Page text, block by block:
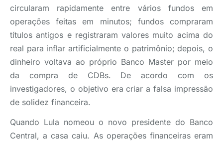
circularam rapidamente entre vários fundos em
operações feitas em minutos; fundos compraram
títulos antigos e registraram valores muito acima do
real para inflar artificialmente o patrimônio; depois, o
dinheiro voltava ao próprio Banco Master por meio
da compra de CDBs. De acordo com os
investigadores, o objetivo era criar a falsa impressão
de solidez financeira.
Quando Lula nomeou o novo presidente do Banco
Central, a casa caiu. As operações financeiras eram